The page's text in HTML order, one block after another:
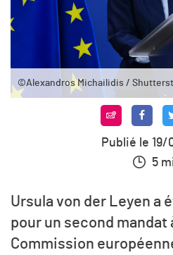
©Alexandros Michailidis /
Publié le
5
Ursula von der Leyen a
pour un second mandat
Commission